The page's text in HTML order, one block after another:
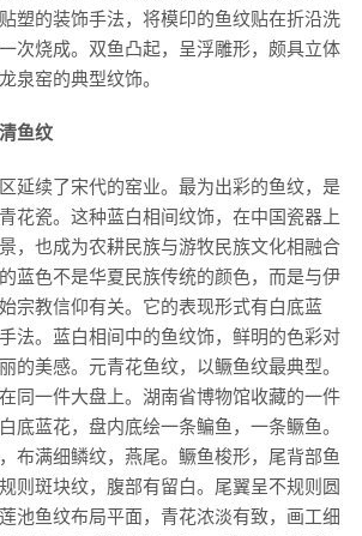
塑的装饰手法，将模印的鱼纹贴在折沿洗
次烧成。双鱼凸起，呈浮雕形，颇具立体
泉窑的典型纹饰。
鱼纹
延续了宋代的窑业。最为出彩的鱼纹，是
花瓷。这种蓝白相间纹饰，在中国瓷器上
，也成为农耕民族与游牧民族文化相融合
蓝色不是华夏民族传统的颜色，而是与伊
宗教信仰有关。它的表现形式有白底蓝
法。蓝白相间中的鱼纹饰，鲜明的色彩对
的美感。元青花鱼纹，以鳜鱼纹最典型。
同一件大盘上。湖南省博物馆收藏的一件
底蓝花，盘内底绘一条鳊鱼，一条鳜鱼。
布满细鳞纹，燕尾。鳜鱼梭形，尾背部鱼
则斑块纹，腹部有留白。尾翼呈不规则圆
池鱼纹布局平面，青花浓淡有致，画工细